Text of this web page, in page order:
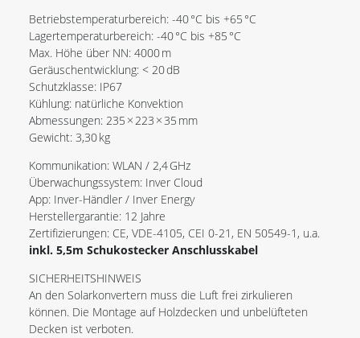
Betriebstemperaturbereich: -40 °C bis +65 °C
Lagertemperaturbereich: -40 °C bis +85 °C
Max. Höhe über NN: 4000 m
Geräuschentwicklung: < 20 dB
Schutzklasse: IP67
Kühlung: natürliche Konvektion
Abmessungen: 235 × 223 × 35 mm
Gewicht: 3,30 kg
Kommunikation: WLAN / 2,4 GHz
Überwachungssystem: Inver Cloud
App: Inver-Händler / Inver Energy
Herstellergarantie: 12 Jahre
Zertifizierungen: CE, VDE-4105, CEI 0-21, EN 50549-1, u.a.
inkl. 5,5m Schukostecker Anschlusskabel
SICHERHEITSHINWEIS
An den Solarkonvertern muss die Luft frei zirkulieren
können. Die Montage auf Holzdecken und unbelüfteten
Decken ist verboten.